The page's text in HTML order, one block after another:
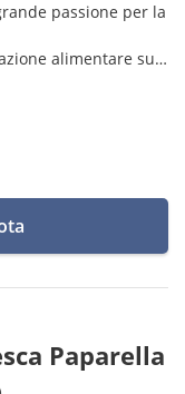
passione per la
alimentare su
Paparella